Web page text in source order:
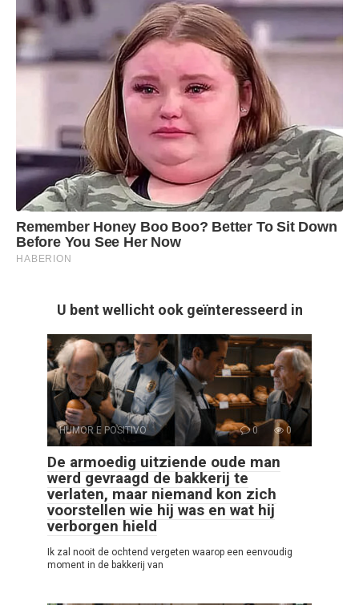
U bent wellicht ook geïnteresseerd in
HUMOR E POSITIVO 0 0
De armoedig uitziende oude man
werd gevraagd de bakkerij te
verlaten, maar niemand kon zich
voorstellen wie hij was en wat hij
verborgen hield
Ik zal nooit de ochtend vergeten waarop een eenvoudig
moment in de bakkerij van